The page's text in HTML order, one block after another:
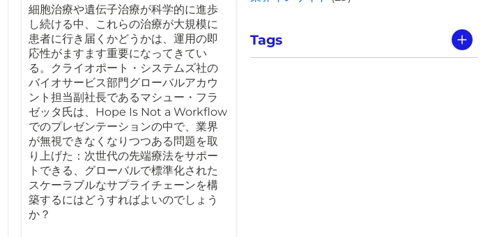
細胞治療や遺伝子治療が科学的に進歩
し続ける中、これらの治療が大規模に
患者に行き届くかどうかは、運用の即
応性がますます重要になってきてい
る。クライオポート・システムズ社の
バイオサービス部門グローバルアカウ
ント担当副社長であるマシュー・フラ
ゼッタ氏は、Hope Is Not a Workflow
でのプレゼンテーションの中で、業界
が無視できなくなりつつある問題を取
り上げた：次世代の先端療法をサポー
トできる、グローバルで標準化された
スケーラブルなサプライチェーンを構
築するにはどうすればよいのでしょう
か？
Tags